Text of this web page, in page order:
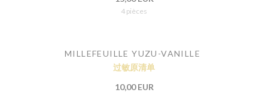
4 pièces
MILLEFEUILLE YUZU-VANILLE
过敏原清单
10,00 EUR